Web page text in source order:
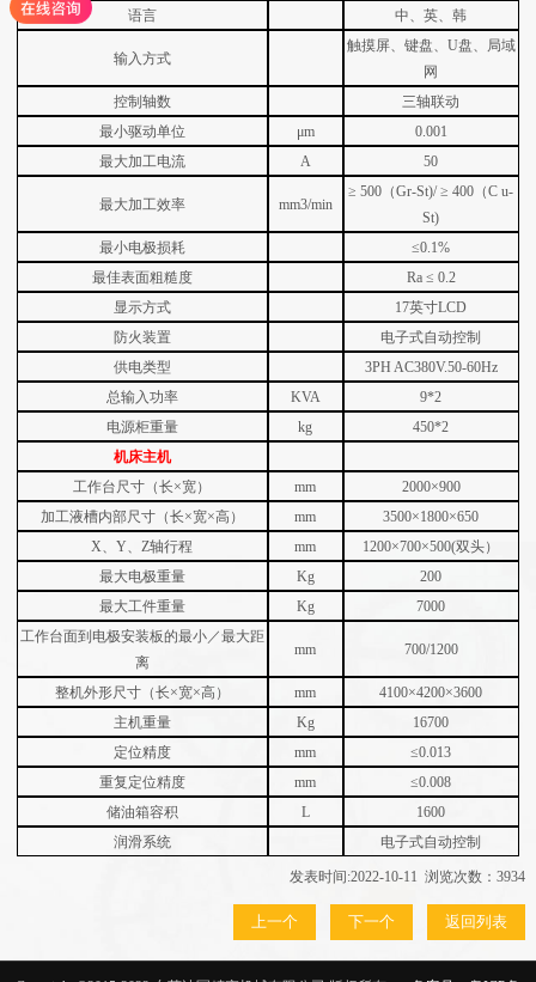
语言
中、英、韩
输入方式
触摸屏、键盘、U盘、局域
网
控制轴数
三轴联动
最小驱动单位
μm
0.001
最大加工电流
A 50
最大加工效率 mm3/min
≥ 500（Gr-St)/ ≥ 400（C u-
St)
最小电极损耗
≤0.1%
最佳表面粗糙度
Ra ≤ 0.2
显示方式
17英寸LCD
防火装置
电子式自动控制
供电类型
3PH AC380V.50-60Hz
总输入功率
KVA
9*2
电源柜重量
kg
450*2
机床主机
工作台尺寸（长×宽）
mm
2000×900
加工液槽内部尺寸（长×宽×高）
mm
3500×1800×650
X、Y、Z轴行程
mm
1200×700×500(双头）
最大电极重量
Kg
200
最大工件重量
Kg
7000
工作台面到电极安装板的最小／最大距
离
mm 700/1200
整机外形尺寸（长×宽×高） mm
4100×4200×3600
主机重量
Kg
16700
定位精度
mm
≤0.013
重复定位精度
mm
≤0.008
储油箱容积
L
1600
润滑系统
电子式自动控制
发表时间:2022-10-11 浏览次数：3934
上一个 下一个 返回列表